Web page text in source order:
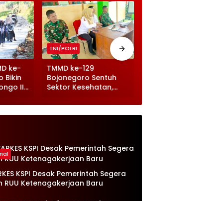
ke-
Bikin
II
TNI/POLRI
TMMD ke-129
Bojonegoro Sentuh
Sektor Kesehatan,
Terima Makanan
Bergizi
KSPI Desak Pemerintah Segera
RUU Ketenagakerjaan Baru